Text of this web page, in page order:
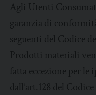
Agli Utenti
garanzia di
seguenti del Codice
Prodotti materiali
fatta eccezione per le
dall’art.128 del